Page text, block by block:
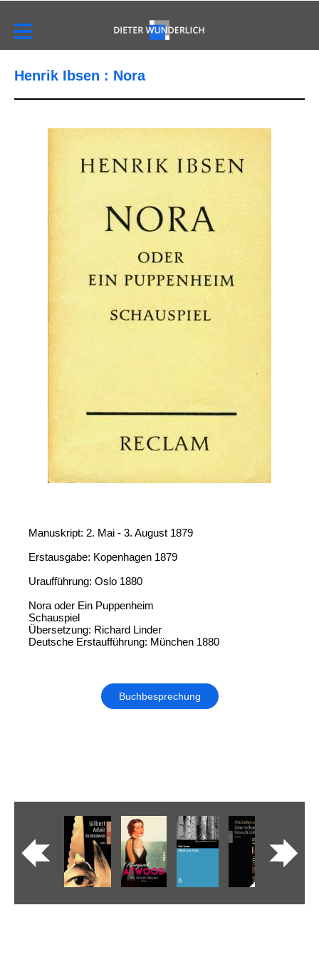
Henrik Ibsen : Nora
Manuskript: 2. Mai - 3. August 1879
Erstausgabe: Kopenhagen 1879
Uraufführung: Oslo 1880
Nora oder Ein Puppenheim
Schauspiel
Übersetzung: Richard Linder
Deutsche Erstaufführung: München 1880
Buchbesprechung